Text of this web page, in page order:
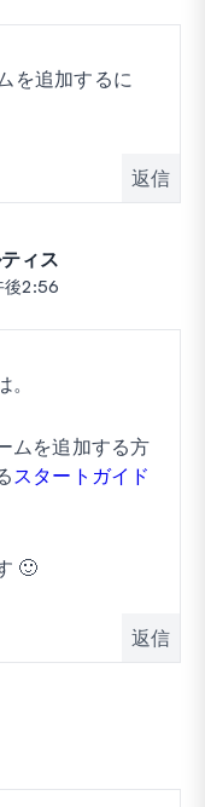
を追加するに
返信
ィス
後2:56
ムを追加する方
スタートガイド
🙂
返信